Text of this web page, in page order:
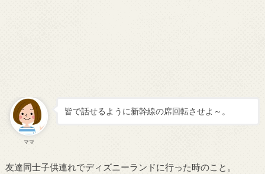
ママ
皆で話せるように新幹線の席回転させよ～。
友達同士子供連れでディズニーランドに行った時のこと。